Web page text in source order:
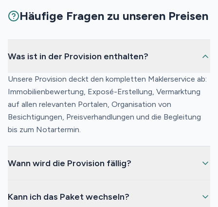
Häufige Fragen zu unseren Preisen
Was ist in der Provision enthalten?
Unsere Provision deckt den kompletten Maklerservice ab:
Immobilienbewertung, Exposé-Erstellung, Vermarktung
auf allen relevanten Portalen, Organisation von
Besichtigungen, Preisverhandlungen und die Begleitung
bis zum Notartermin.
Wann wird die Provision fällig?
also nach der notariellen Beurkundung. Es fallen keine
Kann ich das Paket wechseln?